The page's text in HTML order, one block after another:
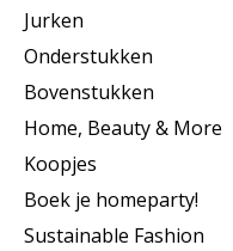
Jurken
Onderstukken
Bovenstukken
Home, Beauty & More
Koopjes
Boek je homeparty!
Sustainable Fashion